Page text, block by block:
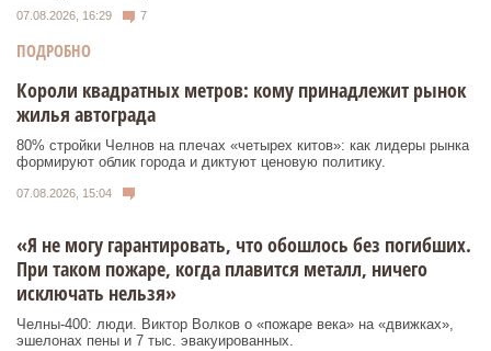
07.08.2026, 16:29 7
ПОДРОБНО
Короли квадратных метров: кому принадлежит рынок
жилья автограда
80% стройки Челнов на плечах «четырех китов»: как лидеры рынка
формируют облик города и диктуют ценовую политику.
07.08.2026, 15:04
«Я не могу гарантировать, что обошлось без погибших.
При таком пожаре, когда плавится металл, ничего
исключать нельзя»
Челны-400: люди. Виктор Волков о «пожаре века» на «движках»,
эшелонах пены и 7 тыс. эвакуированных.